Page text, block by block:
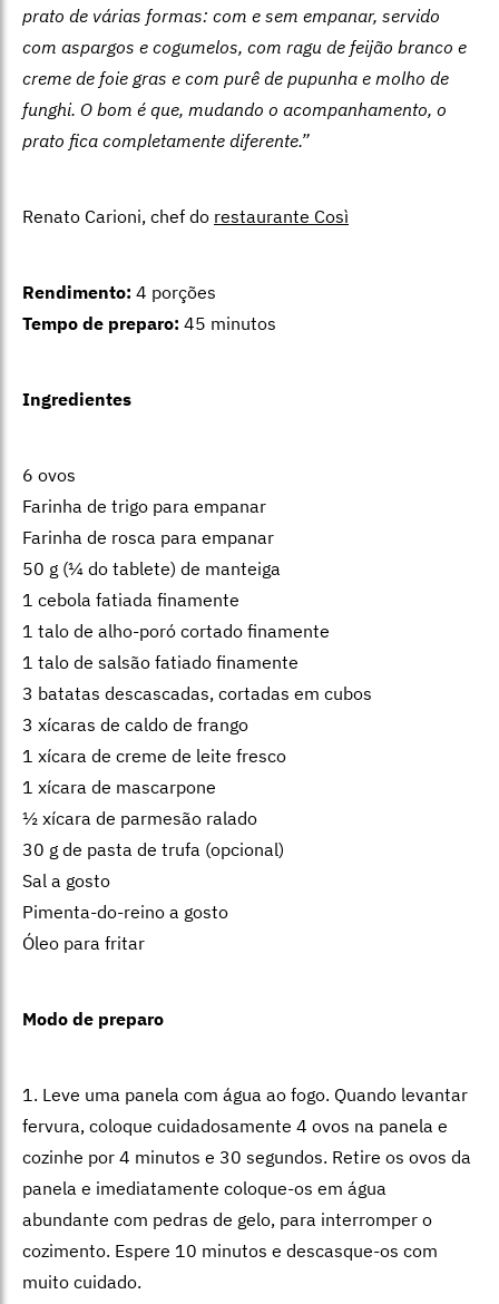
prato de várias formas: com e sem empanar, servido
com aspargos e cogumelos, com ragu de feijão branco e
creme de foie gras e com purê de pupunha e molho de
funghi. O bom é que, mudando o acompanhamento, o
prato fica completamente diferente.”
Renato Carioni, chef do restaurante Così
Rendimento: 4 porções
Tempo de preparo: 45 minutos
Ingredientes
6 ovos
Farinha de trigo para empanar
Farinha de rosca para empanar
50 g (¼ do tablete) de manteiga
1 cebola fatiada finamente
1 talo de alho-poró cortado finamente
1 talo de salsão fatiado finamente
3 batatas descascadas, cortadas em cubos
3 xícaras de caldo de frango
1 xícara de creme de leite fresco
1 xícara de mascarpone
½ xícara de parmesão ralado
30 g de pasta de trufa (opcional)
Sal a gosto
Pimenta-do-reino a gosto
Óleo para fritar
Modo de preparo
1. Leve uma panela com água ao fogo. Quando levantar
fervura, coloque cuidadosamente 4 ovos na panela e
cozinhe por 4 minutos e 30 segundos. Retire os ovos da
panela e imediatamente coloque-os em água
abundante com pedras de gelo, para interromper o
cozimento. Espere 10 minutos e descasque-os com
muito cuidado.